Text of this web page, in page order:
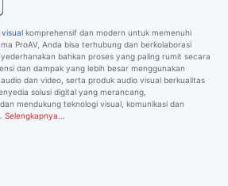
visual komprehensif dan modern untuk memenuhi
ProAV, Anda bisa terhubung dan berkolaborasi
bahkan proses yang paling rumit secara
dan dampak yang lebih besar menggunakan
dan video, serta produk audio visual berkualitas
solusi digital yang merancang,
mendukung teknologi visual, komunikasi dan
Selengkapnya…